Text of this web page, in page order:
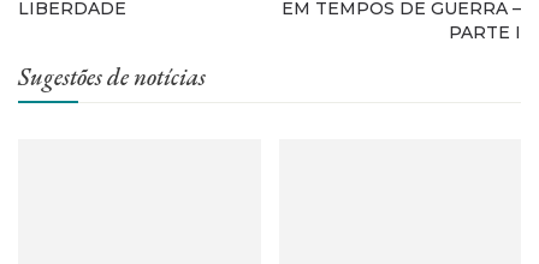
LIBERDADE
EM TEMPOS DE GUERRA –
PARTE I
Sugestões de notícias